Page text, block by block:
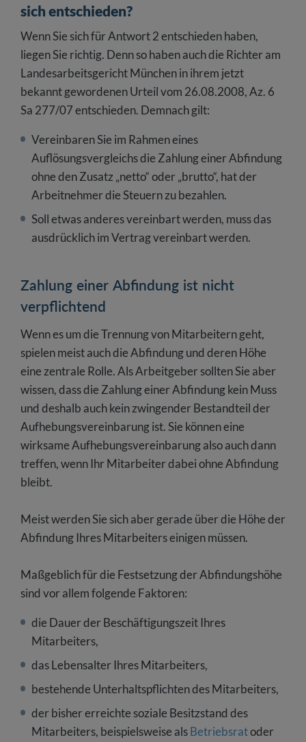
sich entschieden?
Wenn Sie sich für Antwort 2 entschieden haben,
liegen Sie richtig. Denn so haben auch die Richter am
Landesarbeitsgericht München in ihrem jetzt
bekannt gewordenen Urteil vom 26.08.2008, Az. 6
Sa 277/07 entschieden. Demnach gilt:
Vereinbaren Sie im Rahmen eines
Auflösungsvergleichs die Zahlung einer Abfindung
ohne den Zusatz „netto“ oder „brutto“, hat der
Arbeitnehmer die Steuern zu bezahlen.
Soll etwas anderes vereinbart werden, muss das
ausdrücklich im Vertrag vereinbart werden.
Zahlung einer Abfindung ist nicht
verpflichtend
Wenn es um die Trennung von Mitarbeitern geht,
spielen meist auch die Abfindung und deren Höhe
eine zentrale Rolle. Als Arbeitgeber sollten Sie aber
wissen, dass die Zahlung einer Abfindung kein Muss
und deshalb auch kein zwingender Bestandteil der
Aufhebungsvereinbarung ist. Sie können eine
wirksame Aufhebungsvereinbarung also auch dann
treffen, wenn Ihr Mitarbeiter dabei ohne Abfindung
bleibt.
Meist werden Sie sich aber gerade über die Höhe der
Abfindung Ihres Mitarbeiters einigen müssen.
Maßgeblich für die Festsetzung der Abfindungshöhe
sind vor allem folgende Faktoren:
die Dauer der Beschäftigungszeit Ihres
Mitarbeiters,
das Lebensalter Ihres Mitarbeiters,
bestehende Unterhaltspflichten des Mitarbeiters,
der bisher erreichte soziale Besitzstand des
Mitarbeiters, beispielsweise alsBetriebsratoder